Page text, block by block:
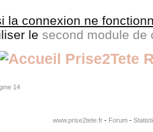
la connexion ne
le second module de
14
www.prise2tete.fr- Forum-